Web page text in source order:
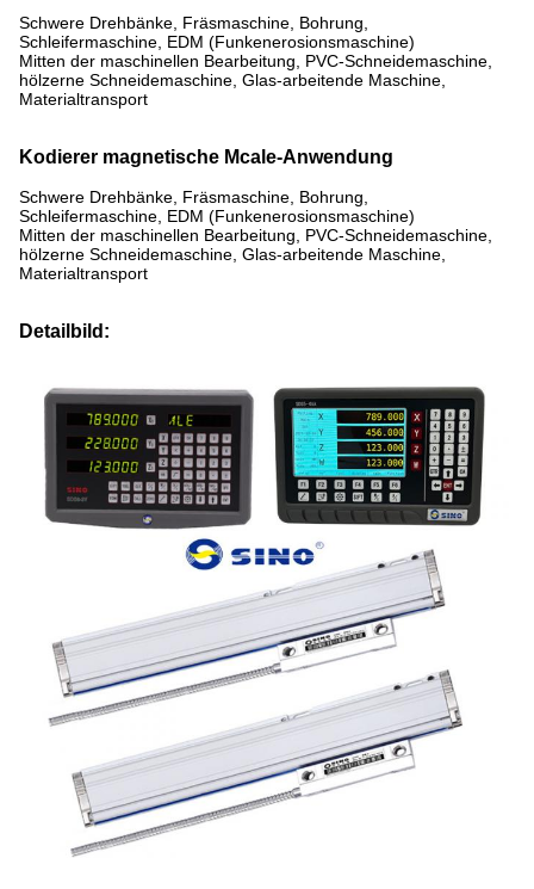
Schwere Drehbänke, Fräsmaschine, Bohrung,
Schleifermaschine, EDM (Funkenerosionsmaschine)
Mitten der maschinellen Bearbeitung, PVC-Schneidemaschine,
hölzerne Schneidemaschine, Glas-arbeitende Maschine,
Materialtransport
Kodierer magnetische Mcale-Anwendung
Schwere Drehbänke, Fräsmaschine, Bohrung,
Schleifermaschine, EDM (Funkenerosionsmaschine)
Mitten der maschinellen Bearbeitung, PVC-Schneidemaschine,
hölzerne Schneidemaschine, Glas-arbeitende Maschine,
Materialtransport
Detailbild: